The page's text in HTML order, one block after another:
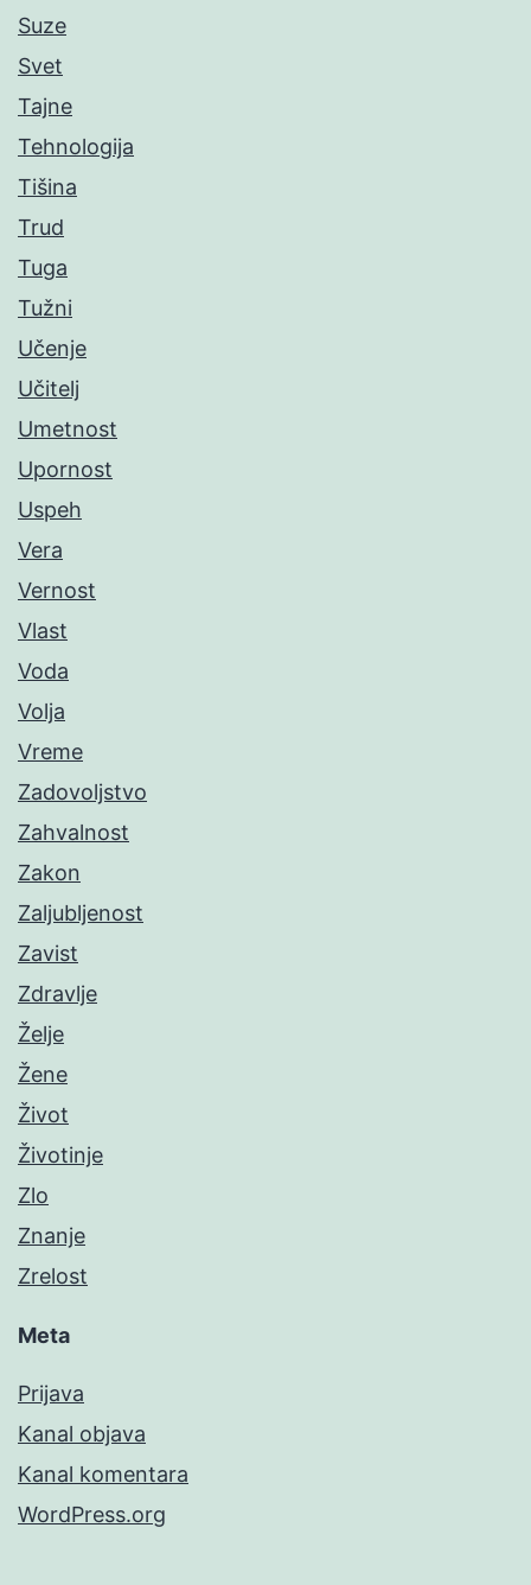
Suze
Svet
Tajne
Tehnologija
Tišina
Trud
Tuga
Tužni
Učenje
Učitelj
Umetnost
Upornost
Uspeh
Vera
Vernost
Vlast
Voda
Volja
Vreme
Zadovoljstvo
Zahvalnost
Zakon
Zaljubljenost
Zavist
Zdravlje
Želje
Žene
Život
Životinje
Zlo
Znanje
Zrelost
Meta
Prijava
Kanal objava
Kanal komentara
WordPress.org